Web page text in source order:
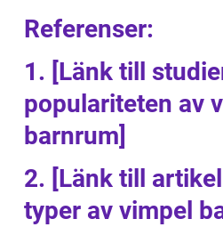
Referenser:
1. [Länk till
populariteten av
barnrum]
2. [Länk till
typer av vimpel